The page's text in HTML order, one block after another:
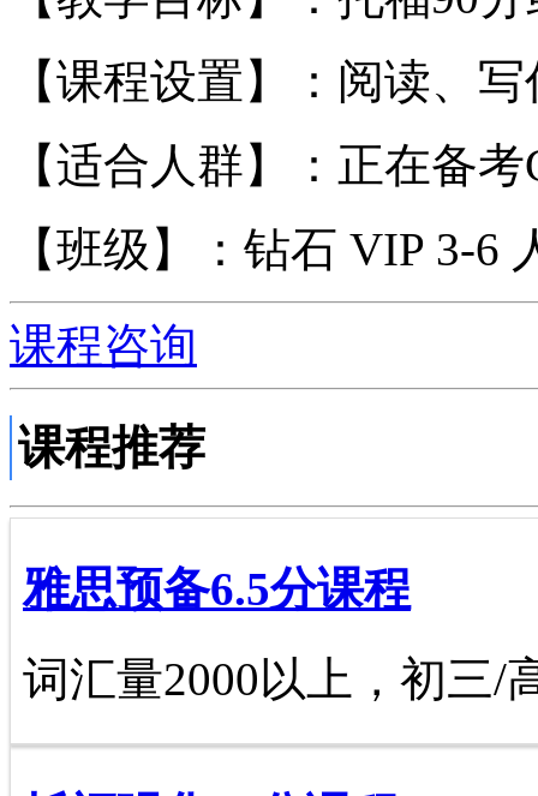
【课程设置】：阅读、
【适合人群】：正在备
【班级】：钻石 VIP 3-6
课程咨询
课程推荐
雅思预备6.5分课程
词汇量2000以上，初三/